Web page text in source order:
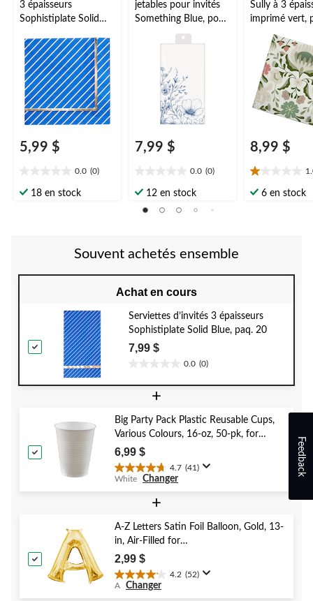
3 épaisseurs
Sophistiplate Solid
5,99 $
0.0 (0)
étoile(s)
18 en stock
jetables pour invités
Something Blue, pour
enterrement de vie de
motif floral, blanc et
bleu, paq. 12
7,99 $
0.0 (0)
étoile(s)
12 en stock
Sully à 3
imprimé vert,
8,99 $
1.0
étoile(s)
6 en stock
Souvent achetés ensemble
Achat en cours
Serviettes d’invités 3 épaisseurs
Sophistiplate Solid Blue, paq. 20
7,99 $
0.0 (0)
étoile(s)
+
Big Party Pack Plastic Reusable Cups,
Various Colours, 16-oz, 50-pk, for
Christmas/Thanksgiving/New Year's
Eve/Birthday Party
6,99 $
4.7 (41)
4.7
41
évaluations
White Changer
+
A-Z Letters Satin Foil Balloon, Gold, 13-
in, Air-Filled for
Birthday/Graduation/Baby
Shower/Wedding
2,99 $
4.2 (52)
4.2
étoile(s)
A Changer
Feedback